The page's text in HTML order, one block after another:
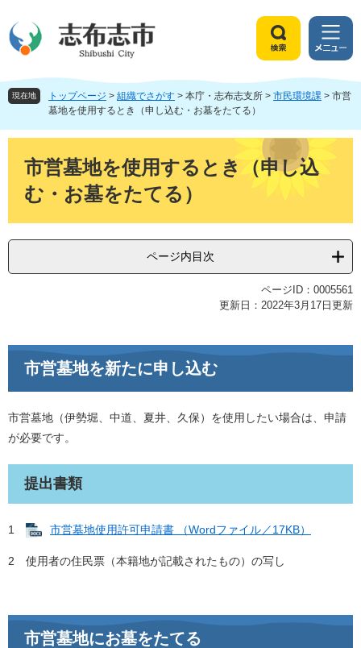
ジ
頭
ュ
飛
索
メ
ニ
ュ
ー
現在地 トップページ > 組織でさがす > 本庁・志布志支所 > 市民環境課 > 市営
墓地を使用するとき（申し込む・お墓をたてる）
市営墓地を使用するとき（申し込
む・お墓をたてる）
ページ内目次
ページID：0005561
更新日：2022年3月17日更新
市営墓地を新たに申し込む
市営墓地（伊勢堀、中道、夏井、久保）を使用したい場合は、申請
が必要です。
提出書類
1 市営墓地使用許可申請書 （Wordファイル／17KB）
2 使用者の住民票（本籍地が記載されたもの）の写し
市営墓地にお墓をたてる